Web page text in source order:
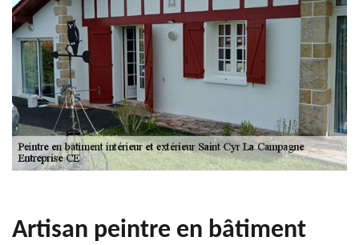
Artisan peintre en bâtiment